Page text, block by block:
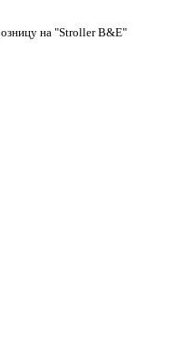
на "Stroller B&E"